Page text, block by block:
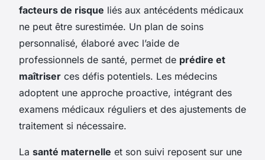
facteurs de risque liés aux antécédents médicaux
ne peut être surestimée. Un plan de soins
personnalisé, élaboré avec l’aide de
professionnels de santé, permet de prédire et
maîtriser ces défis potentiels. Les médecins
adoptent une approche proactive, intégrant des
examens médicaux réguliers et des ajustements de
traitement si nécessaire.
La santé maternelle et son suivi reposent sur une